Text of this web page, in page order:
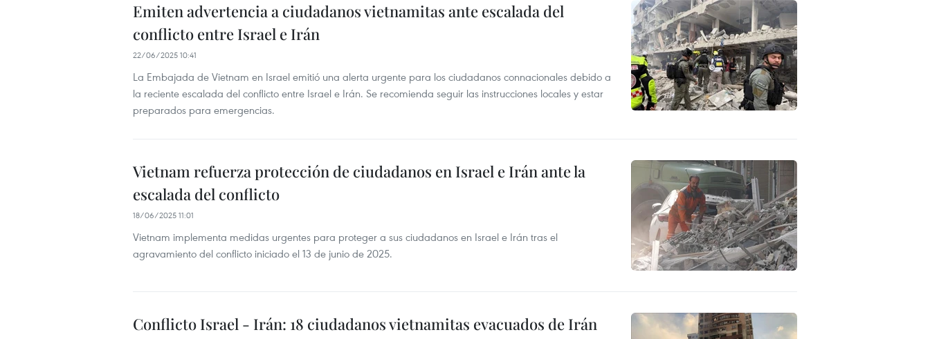
Emiten advertencia a ciudadanos vietnamitas ante escalada del
conflicto entre Israel e Irán
22/06/2025 10:41
La Embajada de Vietnam en Israel emitió una alerta urgente para los ciudadanos connacionales debido a
la reciente escalada del conflicto entre Israel e Irán. Se recomienda seguir las instrucciones locales y estar
preparados para emergencias.
Vietnam refuerza protección de ciudadanos en Israel e Irán ante la
escalada del conflicto
18/06/2025 11:01
Vietnam implementa medidas urgentes para proteger a sus ciudadanos en Israel e Irán tras el
agravamiento del conflicto iniciado el 13 de junio de 2025.
Conflicto Israel - Irán: 18 ciudadanos vietnamitas evacuados de Irán